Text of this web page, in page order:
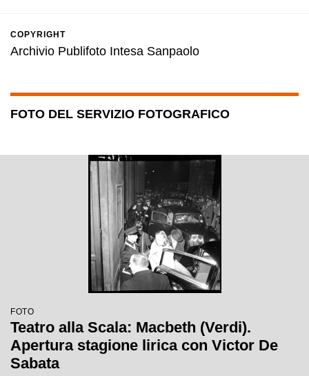
COPYRIGHT
Archivio Publifoto Intesa Sanpaolo
FOTO DEL SERVIZIO FOTOGRAFICO
FOTO
Teatro alla Scala: Macbeth (Verdi).
Apertura stagione lirica con Victor De
Sabata